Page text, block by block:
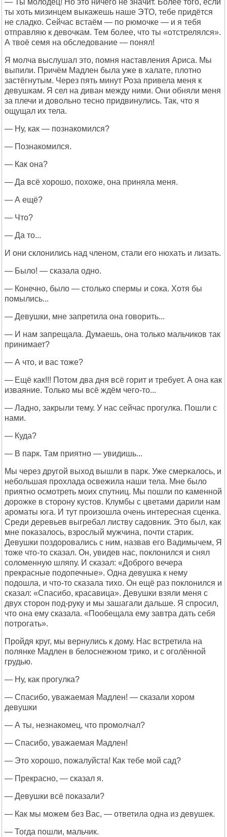
— Ты молодец! Но это ничего не значит. Более того, если
ты хоть мизинцем выкажешь наше ЭТО, тебе придётся
не сладко. Сейчас встаём — по рюмочке — и я тебя
отправляю к девочкам. Тем более, что ты «отстрелялся».
А твоё семя на обследование — понял!
Я молча выслушал это, помня наставления Ариса. Мы
выпили. Причём Мадлен была уже в халате, плотно
застёгнутым. Через пять минут Роза привела меня к
девушкам. Я сел на диван между ними. Они обняли меня
за плечи и довольно тесно придвинулись. Так, что я
ощущал их тела.
— Ну, как — познакомился?
— Познакомился.
— Как она?
— Да всё хорошо, похоже, она приняла меня.
— А ещё?
— Что?
— Да то...
И они склонились над членом, стали его нюхать и лизать.
— Было! — сказала одно.
— Конечно, было — столько спермы и сока. Хотя бы
помылись...
— Девушки, мне запретила она говорить...
— И нам запрещала. Думаешь, она только мальчиков так
принимает?
— А что, и вас тоже?
— Ещё как!!! Потом два дня всё горит и требует. А она как
изваяние. Только мы всё ждём чего-то...
— Ладно, закрыли тему. У нас сейчас прогулка. Пошли с
нами.
— Куда?
— В парк. Там приятно — увидишь...
Мы через другой выход вышли в парк. Уже смеркалось, и
небольшая прохлада освежила наши тела. Мне было
приятно осмотреть моих спутниц. Мы пошли по каменной
дорожке в сторону кустов. Клумбы с цветами дарили нам
ароматы юга. И тут произошла очень интересная сценка.
Среди деревьев выгребал листву садовник. Это был, как
мне показалось, взрослый мужчина, почти старик.
Девушки поздоровались с ним, назвав его Вадимычем, Я
тоже что-то сказал. Он, увидев нас, поклонился и снял
соломенную шляпу. И сказал: «Доброго вечера
прекрасные подопечные». Одна девушка к нему
подошла, и что-то сказала тихо. Он ещё раз поклонился и
сказал: «Спасибо, красавица». Девушки взяли меня с
двух сторон под-руку и мы зашагали дальше. Я спросил,
что она ему сказала. «Пообещала ему завтра дать себя
потрогать».
Пройдя круг, мы вернулись к дому. Нас встретила на
полянке Мадлен в белоснежном трико, и с оголённой
грудью.
— Ну, как прогулка?
— Спасибо, уважаемая Мадлен! — сказали хором
девушки
— А ты, незнакомец, что промолчал?
— Спасибо, уважаемая Мадлен!
— Это хорошо, пожалуйста! Как тебе мой сад?
— Прекрасно, — сказал я.
— Девушки всё показали?
— Как мы можем без Вас, — ответила одна из девушек.
— Тогда пошли, мальчик.